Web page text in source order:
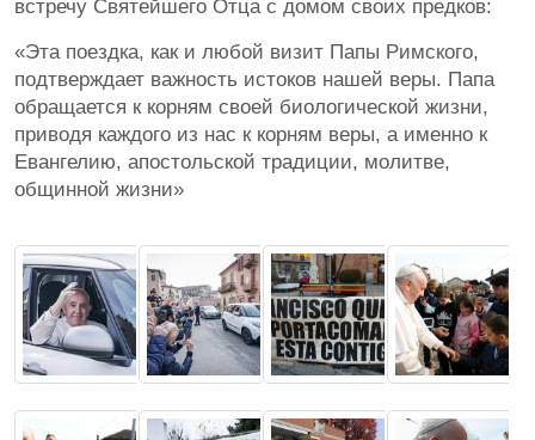
встречу Святейшего Отца с домом своих предков:
«Эта поездка, как и любой визит Папы Римского,
подтверждает важность истоков нашей веры. Папа
обращается к корням своей биологической жизни,
приводя каждого из нас к корням веры, а именно к
Евангелию, апостольской традиции, молитве,
общинной жизни»